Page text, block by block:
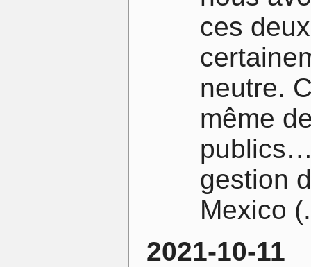
ces
neutre.
même
gestion
Mexico
2021-10-11